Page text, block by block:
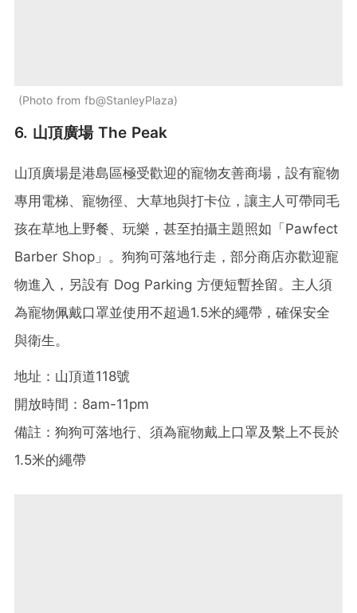
Photo from fb@StanleyPlaza
6. 山頂廣場 The Peak
山頂廣場是港島區極受歡迎的寵物友善商場，設有寵物
專用電梯、寵物徑、大草地與打卡位，讓主人可帶同毛
孩在草地上野餐、玩樂，甚至拍攝主題照如「Pawfect
Barber Shop」。狗狗可落地行走，部分商店亦歡迎寵
物進入，另設有 Dog Parking 方便短暫拴留。主人須
為寵物佩戴口罩並使用不超過1.5米的繩帶，確保安全
與衛生。
地址：山頂道118號
開放時間：8am-11pm
備註：狗狗可落地行、須為寵物戴上口罩及繫上不長於
1.5米的繩帶